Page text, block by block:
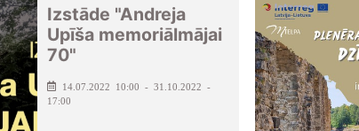
Izstāde "Andreja
Upīša memoriālmājai
70"
14.07.2022 10:00 - 31.10.2022 -
17:00